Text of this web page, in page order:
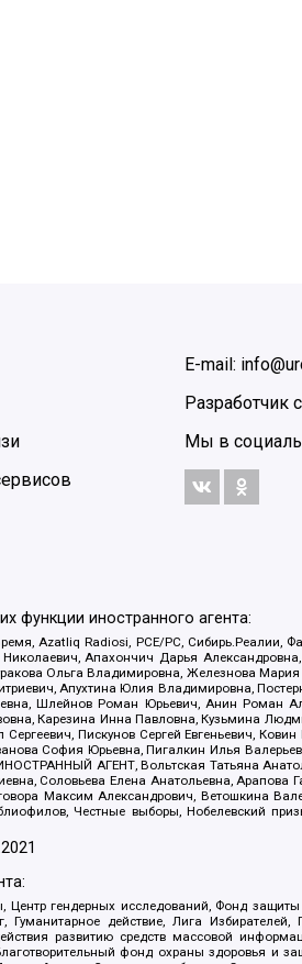
E-mail:
Разработчик
Мы в
функции иностранного агента:
Azatliq Radiosi, PCE/PC, Сибирь.Реалии,
Апахончич Дарья
Ольга Владимировна, Железнова
Апухтина Юлия Владимировна,
Шлейнов Роман Юрьевич, Анин Роман
Карезина Инна Павловна, Кузьмина
Пискунов Сергей Евгеньевич,
София Юрьевна, Пигалкин Илья
АГЕНТ, Вольтская Татьяна
Соловьева Елена Анатольевна,
Максим Александрович, Ветошкина
Честные выборы, Нобелевский
гендерных исследований, Фонд
действие, Лига Избирателей,
развитию средств массовой
фонд охраны здоровья